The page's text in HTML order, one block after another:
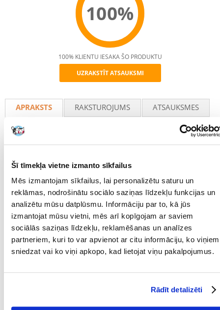
Šī tīmekļa vietne izmanto sīkfailus
Mēs izmantojam sīkfailus, lai personalizētu saturu un
reklāmas, nodrošinātu sociālo saziņas līdzekļu funkcijas un
analizētu mūsu datplūsmu. Informāciju par to, kā jūs
izmantojat mūsu vietni, mēs arī kopīgojam ar saviem
sociālās saziņas līdzekļu, reklamēšanas un analīzes
partneriem, kuri to var apvienot ar citu informāciju, ko viņiem
sniedzat vai ko viņi apkopo, kad lietojat viņu pakalpojumus.
Rādīt detalizēti
100%
Recommend
100% KLIENTU IESAKA ŠO PRODUKTU
UZRAKSTĪT ATSAUKSMI
APRAKSTS RAKSTUROJUMS
ATSAUKSMES
EasyCrystal Filter Pack C 100 filtrējošo elementu komplekts ar aktīvo
komplekts ir ideāls risinājums tiem, kam rūp kristāldzidrs un veselīgs
ūdens akvārijā. Katrs elements ir izstrādāts tā, lai nodrošinātu
intensīvu mehānisku, bioloģisku un ķīmisku filtrēšanu, kas nodrošina
ideālus apstākļus zivīm un augiem.
Svarīgākās produkta īpašības:
Komplektā ietilpst 3 EasyCrystal C 100 filtrējošie elementi.
Uzlabota mehāniskā un bioloģiskā filtrēšana – uztver sīkus